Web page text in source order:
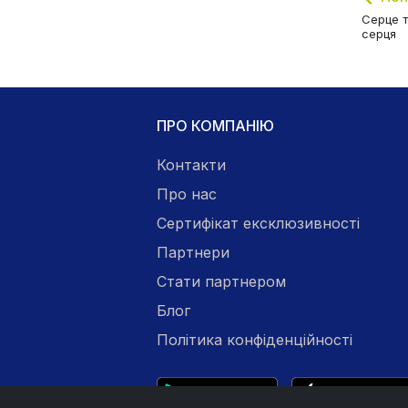
Серце
серця
ПРО КОМПАНІЮ
Контакти
Про нас
Сертифікат ексклюзивності
Партнери
Стати партнером
Блог
Політика конфіденційності